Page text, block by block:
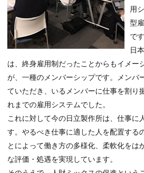
用
型
です
日
は、終身雇用制だったことからもイメー
が、一種のメンバーシップです。メンバ
ていただき、いるメンバーに仕事を割り
れまでの雇用システムでした。
これに対して今の日立製作所は、仕事に
す。やるべき仕事に適した人を配置する
とによって働き方の多様化、柔軟化をは
な評価・処遇を実現しています。